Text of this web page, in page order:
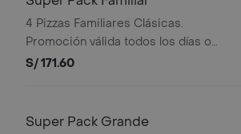
4 Pizzas Familiares Clásicas.
Promoción válida todos los días o
hasta agotar stock. Stock mínimo de
CORPORACION PERUANA DE
S/ 171.60
Super Pack Grande